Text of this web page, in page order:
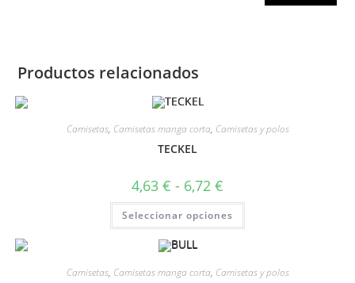
Productos relacionados
Camisetas, Camisetas manga corta, Camisetas y polos
TECKEL
4,63 € - 6,72 €
Seleccionar opciones
Camisetas, Camisetas manga corta, Camisetas y polos